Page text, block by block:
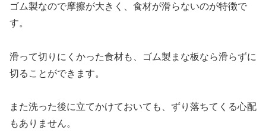
ゴム製なので摩擦が大きく、食材が滑らないのが特徴で
す。
滑って切りにくかった食材も、ゴム製まな板なら滑らずに
切ることができます。
また洗った後に立てかけておいても、ずり落ちてくる心配
もありません。